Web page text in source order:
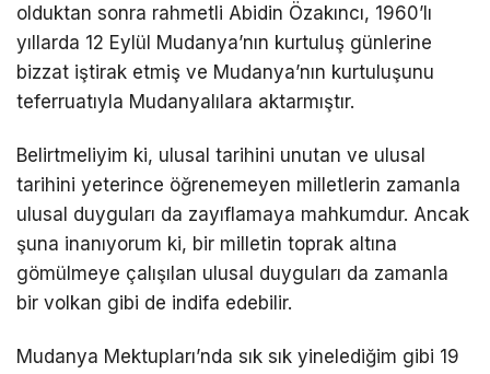
olduktan sonra rahmetli Abidin Özakıncı, 1960’lı
yıllarda 12 Eylül Mudanya’nın kurtuluş günlerine
bizzat iştirak etmiş ve Mudanya’nın kurtuluşunu
teferruatıyla Mudanyalılara aktarmıştır.
Belirtmeliyim ki, ulusal tarihini unutan ve ulusal
tarihini yeterince öğrenemeyen milletlerin zamanla
ulusal duyguları da zayıflamaya mahkumdur. Ancak
şuna inanıyorum ki, bir milletin toprak altına
gömülmeye çalışılan ulusal duyguları da zamanla
bir volkan gibi de indifa edebilir.
Mudanya Mektupları’nda sık sık yinelediğim gibi 19